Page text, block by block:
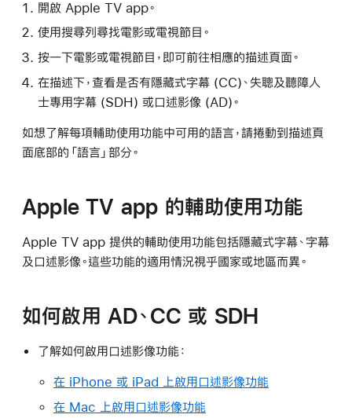
開啟 Apple TV app。
使用搜尋列尋找電影或電視節目。
按一下電影或電視節目，即可前往相應的描述頁面。
在描述下，查看是否有隱藏式字幕 (CC)、失聰及聽障人
士專用字幕 (SDH) 或口述影像 (AD)。
如想了解每項輔助使用功能中可用的語言，請捲動到描述頁
面底部的「語言」部分。
Apple TV app 的輔助使用功能
Apple TV app 提供的輔助使用功能包括隱藏式字幕、字幕
及口述影像。這些功能的適用情況視乎國家或地區而異。
如何啟用 AD、CC 或 SDH
了解如何啟用口述影像功能：
在 iPhone 或 iPad 上啟用口述影像功能
在 Mac 上啟用口述影像功能